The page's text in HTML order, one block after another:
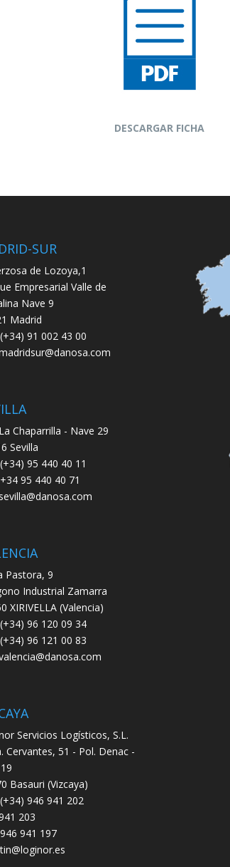
DESCARGAR FICHA
SUR
de Lozoya,1
Empresarial Valle de
Nave 9
Madrid
91 002 43 00
Chaparrilla - Nave 29
Sevilla
95 440 40 11
95 440 40 71
Pastora, 9
Industrial Zamarra
XIRIVELLA (Valencia)
96 120 09 34
96 121 00 83
Servicios Logísticos, S.L.
Cervantes, 51 - Pol. Denac -
Basauri (Vizcaya)
946 941 202
203
941 197